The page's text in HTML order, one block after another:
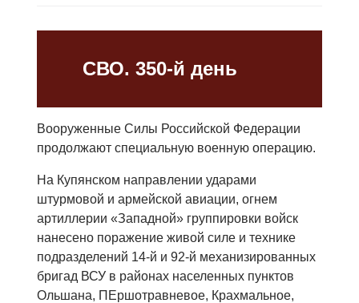
СВО. 350-й день
Вооруженные Силы Российской Федерации
продолжают специальную военную операцию.
На Купянском направлении ударами
штурмовой и армейской авиации, огнем
артиллерии «Западной» группировки войск
нанесено поражение живой силе и технике
подразделений 14-й и 92-й механизированных
бригад ВСУ в районах населенных пунктов
Ольшана, ПЕршотравневое, Крахмальное,